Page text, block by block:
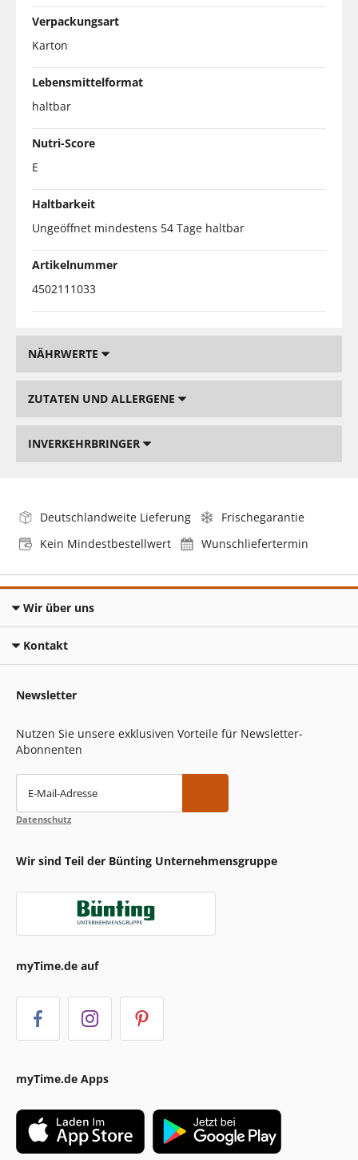
Verpackungsart
Karton
Lebensmittelformat
haltbar
Nutri-Score
E
Haltbarkeit
Ungeöffnet mindestens 54 Tage haltbar
Artikelnummer
4502111033
NÄHRWERTE
ZUTATEN UND ALLERGENE
INVERKEHRBRINGER
Deutschlandweite Lieferung
Frischegarantie
Kein Mindestbestellwert
Wunschliefertermin
Wir über uns
Kontakt
Newsletter
Nutzen Sie unsere exklusiven Vorteile für Newsletter-
Abonnenten
E-Mail-Adresse
Datenschutz
Wir sind Teil der Bünting Unternehmensgruppe
myTime.de auf
myTime.de Apps